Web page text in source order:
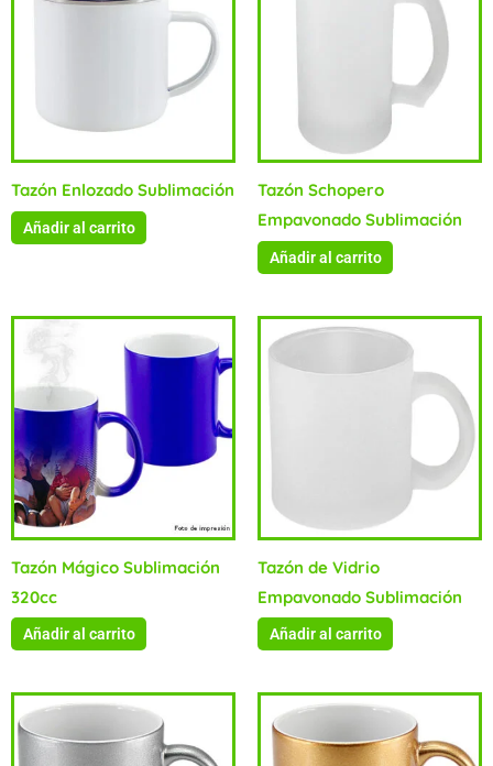
Tazón Enlozado Sublimación
Añadir al carrito
Tazón Schopero
Empavonado Sublimación
Añadir al carrito
Tazón Mágico Sublimación
320cc
Añadir al carrito
Tazón de Vidrio
Empavonado Sublimación
Añadir al carrito